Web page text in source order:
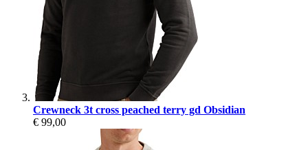
Crewneck 3t cross peached terry gd Obsidian
€ 99,00